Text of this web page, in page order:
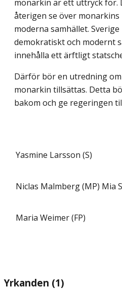
monarkin är ett uttryck för.
återigen se över monarkins
moderna samhället.
demokratiskt och modernt
innehålla ett ärftligt
Därför bör en utredning
monarkin tillsättas. Detta
bakom och ge regeringen
Yasmine Larsson (S)
Niclas Malmberg (MP) Mia
Maria Weimer (FP)
Yrkanden (1)